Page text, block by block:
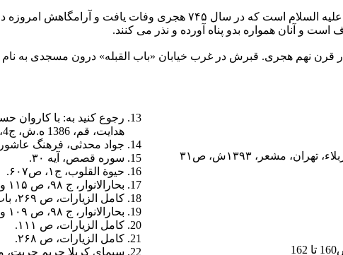
علیه السلام است که در سال ۷۴۵ هجری وفات یافت
و آنان همواره بدو پناه آورده و نذر مى کنند.
قرن نهم هجرى. قبرش در غرب خیابان «باب القبله» درون مسجدى به نام
مشعر، ۱۳۹۳ش، ص۳۱
رجوع کنید به: با کاروان
هدايت، قم، 1386 ه.ش، ج4، ص 92 تا 95
جواد محدثى، فرهنگ عاشورا
سوره قصص، آیه ۳۰.
حیوة القلوب، ج۱، ص۶۰۷.
بحارالانوار ، ج ۹۸، ص ۱۱۵ و نیز
کامل الزیارات، ص ۲۶۹، باب ۸۸، ح ۸.
بحارالانوار، ج ۹۸، ص ۱۰۹ و نیز کامل الزیارات، ص ۲۶۹.
کامل الزیارات، ص ۱۱۱.
کامل الزیارات، ص ۲۶۸.
سیمای کربلا حریم حریت،